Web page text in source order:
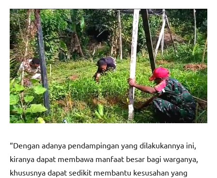
“Dengan adanya pendampingan yang dilakukannya ini,
kiranya dapat membawa manfaat besar bagi warganya,
khususnya dapat sedikit membantu kesusahan yang